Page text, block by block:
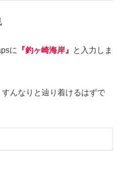
に 『釣ヶ崎海岸』
と入力しま
んなりと辿り着けるはずで